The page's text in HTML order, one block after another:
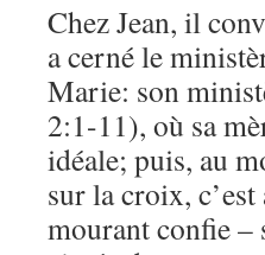
Chez Jean, il
a cerné le
Marie: son
2:1-11), où sa
idéale; puis, au
sur la croix,
mourant confie –